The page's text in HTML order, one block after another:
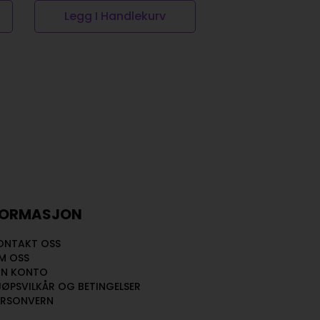
Legg I Handlekurv
OSS
OSS
KONTO
OG BETINGELSER